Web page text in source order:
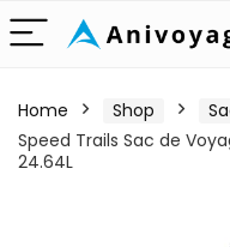
Home Shop
Speed Trails Sac de
24.64L